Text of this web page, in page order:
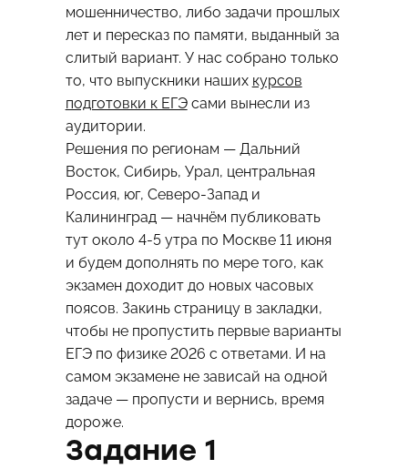
мошенничество, либо задачи прошлых
лет и пересказ по памяти, выданный за
слитый вариант. У нас собрано только
то, что выпускники наших курсов
подготовки к ЕГЭсами вынесли из
аудитории.
Решения по регионам — Дальний
Восток, Сибирь, Урал, центральная
Россия, юг, Северо-Запад и
Калининград — начнём публиковать
тут около 4-5 утра по Москве 11 июня
и будем дополнять по мере того, как
экзамен доходит до новых часовых
поясов. Закинь страницу в закладки,
чтобы не пропустить первые варианты
ЕГЭ по физике 2026 с ответами. И на
самом экзамене не зависай на одной
задаче — пропусти и вернись, время
дороже.
Задание 1